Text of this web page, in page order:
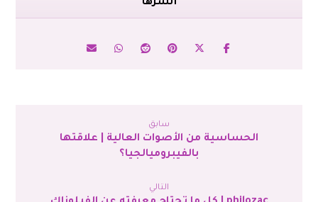
سابق
الحساسية من الأصوات العالية | علاقتها
بالفيبروميالجيا؟
التالي